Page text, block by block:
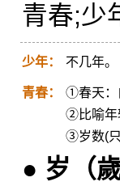
青春;少
少年： 不几年。
青春：
①春天：
②比喻年
③岁数(
● 岁 （